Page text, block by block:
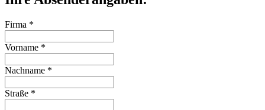
Firma *
Vorname *
Nachname *
Straße *